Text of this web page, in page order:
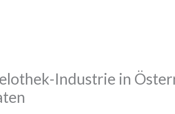
Industrie in